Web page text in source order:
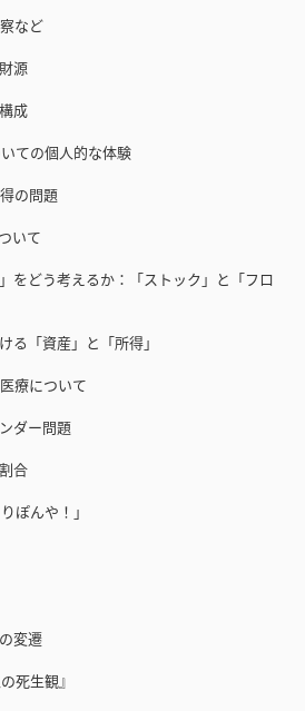
など
源
成
個人的な体験
の問題
いて
どう考えるか：「ストック」と「フロ
「資産」と「所得」
療について
ダー問題
合
んや！」
変遷
生観』